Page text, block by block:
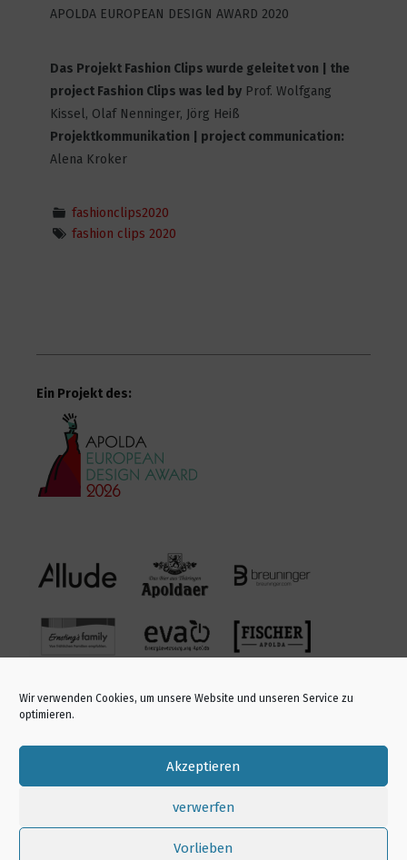
Wir verwenden Cookies, um unsere Website und unseren Service zu
optimieren.
Akzeptieren
verwerfen
Vorlieben
(Entre[tu]piel)
Been there, done that BNT_DNT
Rocky Landscapes
Daring ME.gon
0 2664
Save room
3180
0 2257
Friday Night
2612
APOLDA EUROPEAN DESIGN AWARD 2020
Das Projekt Fashion Clips wurde geleitet von | the
project Fashion Clips was led by Prof. Wolfgang
Kissel, Olaf Nenninger, Jörg Heiß
Projektkommunikation | project communication:
Alena Kroker
fashionclips2020
fashion clips 2020
Ein Projekt des:
APOLDA EUROPEAN DESIGN AWARD | 2026